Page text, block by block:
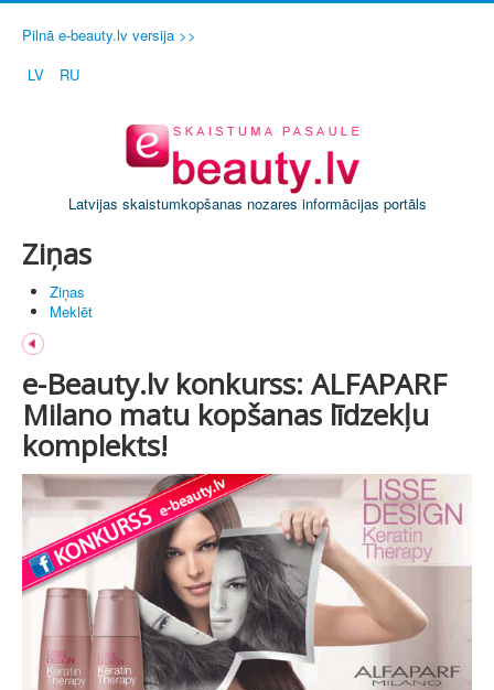
Pilnā e-beauty.lv versija >>
LV
RU
Latvijas skaistumkopšanas nozares informācijas portāls
Ziņas
Ziņas
Meklēt
e-Beauty.lv konkurss: ALFAPARF
Milano matu kopšanas līdzekļu
komplekts!